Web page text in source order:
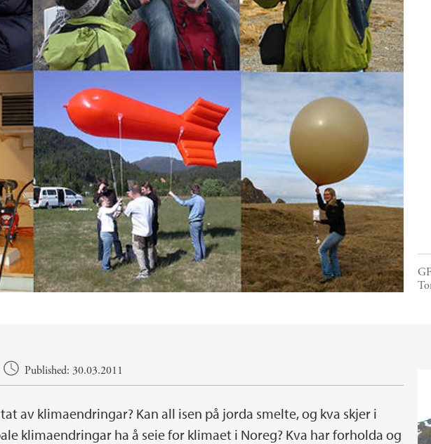
Published: 30.03.2011
av klimaendringar? Kan all isen på jorda smelte, og kva skjer i
klimaendringar ha å seie for klimaet i Noreg? Kva har forholda og